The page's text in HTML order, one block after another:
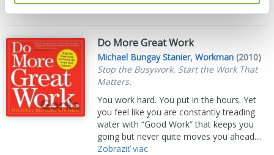
Do More Great Work
Michael Bungay Stanier,Workman (2010)
Stop the Busywork. Start the Work That
Matters.
You work hard. You put in the hours. Yet
you feel like you are constantly treading
water with “Good Work” that keeps you
going but never quite moves you ahead....
Zobraziť viac